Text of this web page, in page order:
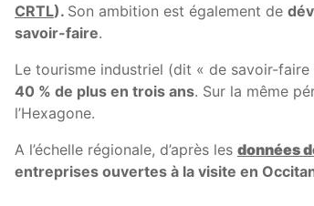
CRTL). Son ambition est également de
savoir-faire.
Le tourisme industriel (dit « de savoir-
40 % de plus en trois ans. Sur la même
l’Hexagone.
A l’échelle régionale, d’après les données
entreprises ouvertes à la visite en